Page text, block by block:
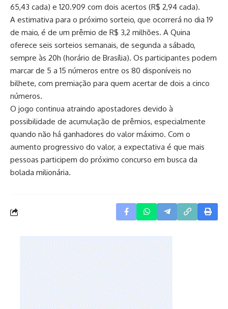
65,43 cada) e 120.909 com dois acertos (R$ 2,94 cada).
A estimativa para o próximo sorteio, que ocorrerá no dia 19
de maio, é de um prêmio de R$ 3,2 milhões. A Quina
oferece seis sorteios semanais, de segunda a sábado,
sempre às 20h (horário de Brasília). Os participantes podem
marcar de 5 a 15 números entre os 80 disponíveis no
bilhete, com premiação para quem acertar de dois a cinco
números.
O jogo continua atraindo apostadores devido à
possibilidade de acumulação de prêmios, especialmente
quando não há ganhadores do valor máximo. Com o
aumento progressivo do valor, a expectativa é que mais
pessoas participem do próximo concurso em busca da
bolada milionária.